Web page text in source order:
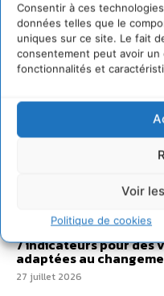
Consentir à ces
données telles que le
uniques sur ce site. Le fait
consentement peut avoir
fonctionnalités et
Voir
Politique de cookies
Comment le sol
hydrique et déréglé
2 août 2026
Développer notre
30 juillet 2026
Un kit citoyen pour
développement des
L’éco-anxiété
28 juillet 2026
7 indicateurs pour des
adaptées au
27 juillet 2026